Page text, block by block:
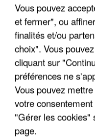
Vous pouvez
et fermer", ou
finalités et/ou
choix". Vous
cliquant sur
préférences ne
Vous pouvez
votre
"Gérer les cookies"
page.